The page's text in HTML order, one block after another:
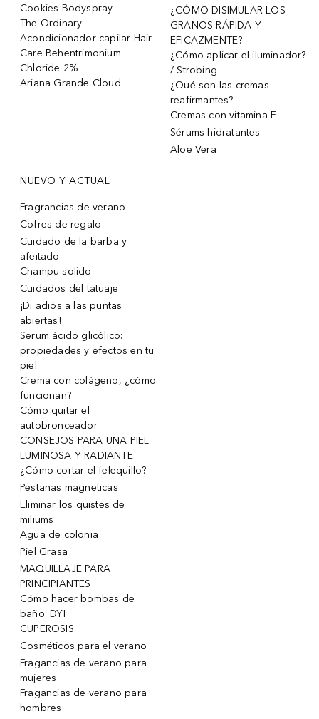
Cookies Bodyspray
The Ordinary
Acondicionador capilar Hair
Care Behentrimonium
Chloride 2%
Ariana Grande Cloud
¿CÓMO DISIMULAR LOS
GRANOS RÁPIDA Y
EFICAZMENTE?
¿Cómo aplicar el iluminador?
/ Strobing
¿Qué son las cremas
reafirmantes?
Cremas con vitamina E
Sérums hidratantes
Aloe Vera
NUEVO Y ACTUAL
Fragrancias de verano
Cofres de regalo
Cuidado de la barba y
afeitado
Champu solido
Cuidados del tatuaje
¡Di adiós a las puntas
abiertas!
Serum ácido glicólico:
propiedades y efectos en tu
piel
Crema con colágeno, ¿cómo
funcionan?
Cómo quitar el
autobronceador
CONSEJOS PARA UNA PIEL
LUMINOSA Y RADIANTE
¿Cómo cortar el felequillo?
Pestanas magneticas
Eliminar los quistes de
miliums
Agua de colonia
Piel Grasa
MAQUILLAJE PARA
PRINCIPIANTES
Cómo hacer bombas de
baño: DYI
CUPEROSIS
Cosméticos para el verano
Fragancias de verano para
mujeres
Fragancias de verano para
hombres